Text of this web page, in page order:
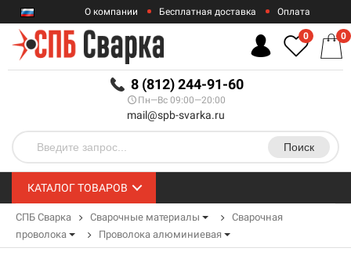
RUB
О компании Бесплатная доставка Оплата
Гарантии
8 (812) 244-91-60
Пн—Вс 09:00—20:00
mail@spb-svarka.ru
Поиск
0 0
КАТАЛОГ ТОВАРОВ
СПБ Сварка Сварочные материалы
Сварочная
проволока
Проволока алюминиевая